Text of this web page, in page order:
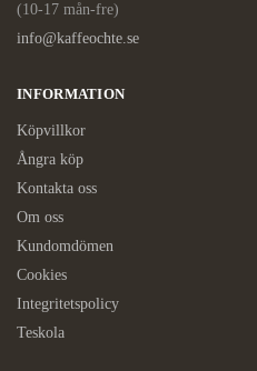
(10-17 mån-fre)
info@kaffeochte.se
INFORMATION
Köpvillkor
Ångra köp
Kontakta oss
Om oss
Kundomdömen
Cookies
Integritetspolicy
Teskola